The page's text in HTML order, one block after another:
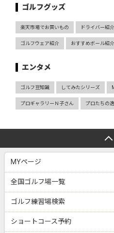
ゴルフグッズ
楽天市場でお買いもの ドライバー紹介
ゴルフウェア紹介 おすすめボール紹介
エンタメ
ゴルフ豆知識 してみたシリーズ
プロギャラリーＮ子さん プロたちの
MYページ
全国ゴルフ場一覧
ゴルフ練習場検索
ショートコース予約